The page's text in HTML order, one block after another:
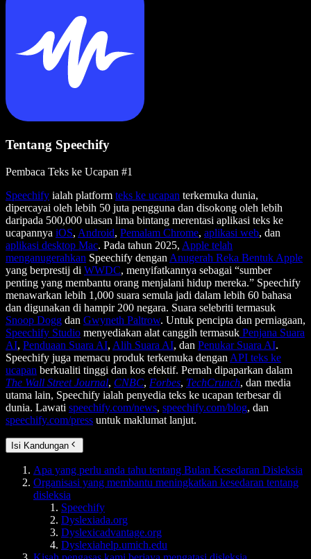
Tentang Speechify
Pembaca Teks ke Ucapan #1
Speechify ialah platform teks ke ucapan terkemuka dunia,
dipercayai oleh lebih 50 juta pengguna dan disokong oleh lebih
daripada 500,000 ulasan lima bintang merentasi aplikasi teks ke
ucapannya iOS, Android, Pemalam Chrome, aplikasi web, dan
aplikasi desktop Mac. Pada tahun 2025, Apple telah
menganugerahkan Speechify dengan Anugerah Reka Bentuk Apple
yang berprestij di WWDC, menyifatkannya sebagai “sumber
penting yang membantu orang menjalani hidup mereka.” Speechify
menawarkan lebih 1,000 suara semula jadi dalam lebih 60 bahasa
dan digunakan di hampir 200 negara. Suara selebriti termasuk
Snoop Dogg dan Gwyneth Paltrow. Untuk pencipta dan perniagaan,
Speechify Studio menyediakan alat canggih termasuk Penjana Suara
AI, Penduaan Suara AI, Alih Suara AI, dan Penukar Suara AI.
Speechify juga memacu produk terkemuka dengan API teks ke
ucapan berkualiti tinggi dan kos efektif. Pernah dipaparkan dalam
The Wall Street Journal, CNBC, Forbes, TechCrunch, dan media
utama lain, Speechify ialah penyedia teks ke ucapan terbesar di
dunia. Lawati speechify.com/news, speechify.com/blog, dan
speechify.com/press untuk maklumat lanjut.
Isi Kandungan
Apa yang perlu anda tahu tentang Bulan Kesedaran Disleksia
Organisasi yang membantu meningkatkan kesedaran tentang
disleksia
Speechify
Dyslexiada.org
Dyslexicadvantage.org
Dyslexiahelp.umich.edu